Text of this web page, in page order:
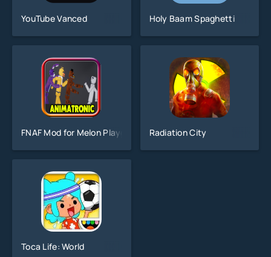
YouTube Vanced Holy Baam Spaghetti
FNAF Mod for Melon Playground Radiation City
Toca Life: World